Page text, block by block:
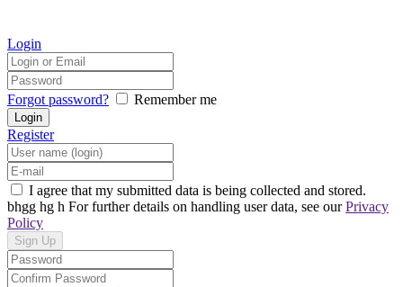
Login
Forgot password? Remember me
Register
I agree that my submitted data is being collected and stored.
bhgg hg h For further details on handling user data, see ourPrivacy
Policy